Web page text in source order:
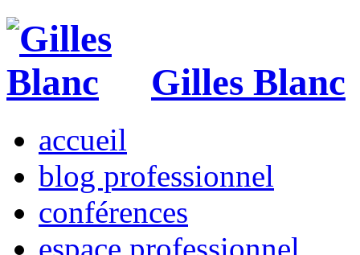
Gilles Blanc
accueil
blog professionnel
conférences
espace professionnel